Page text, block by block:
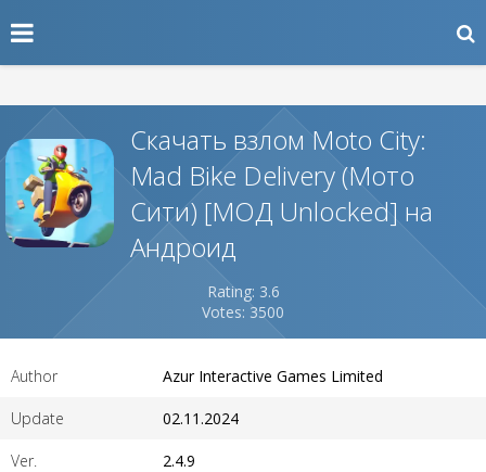
Скачать взлом Moto City:
Mad Bike Delivery (Мото
Сити) [МОД Unlocked] на
Андроид
Rating: 3.6
Votes: 3500
Author Azur Interactive Games Limited
Update 02.11.2024
Ver. 2.4.9